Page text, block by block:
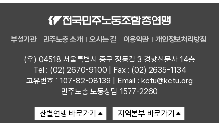
부설기관 민주노총 소개 오시는 길 이용약관 개인정보처리방침
(우) 04518 서울특별시 중구 정동길 3 경향신문사 14층
Tel : (02) 2670-9100 | Fax : (02) 2635-1134
고유번호 : 107-82-08139 | Email : kctu@kctu.org
민주노총 노동상담 1577-2260